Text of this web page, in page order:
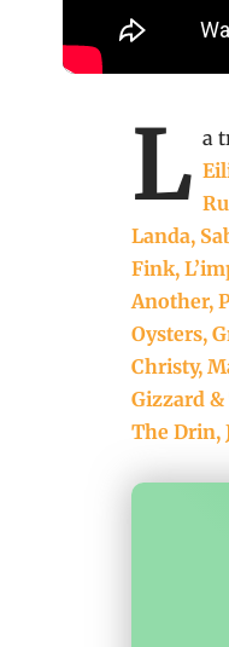
L a
Landa,
Fink,
Another,
Oysters,
Christy,
Gizzard
The Drin,